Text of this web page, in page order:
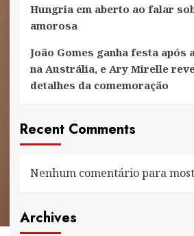
Hungria em aberto ao falar
amorosa
João Gomes ganha festa após
na Austrália, e Ary Mirelle
detalhes da comemoração
Recent Comments
Nenhum comentário para
Archives